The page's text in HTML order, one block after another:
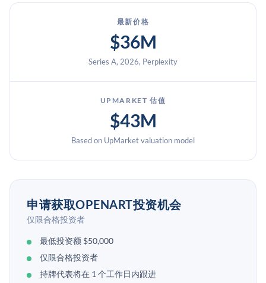
最新价格
$36M
Series A, 2026, Perplexity
UPMARKET 估值
$43M
Based on UpMarket valuation model
申请获取OPENART投资机会
仅限合格投资者
最低投资额 $50,000
仅限合格投资者
持牌代表将在 1 个工作日内跟进